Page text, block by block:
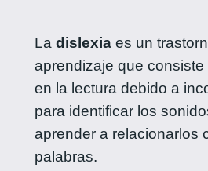
La dislexiaes un
aprendizaje que consiste
en la lectura debido a
para identificar los
aprender a relacionarlos
palabras.